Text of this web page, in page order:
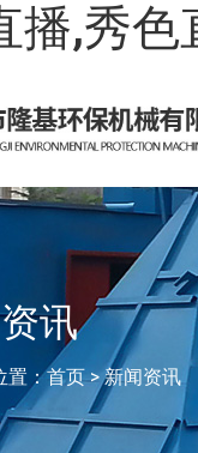
播,秀
讯
：首页>新闻资讯